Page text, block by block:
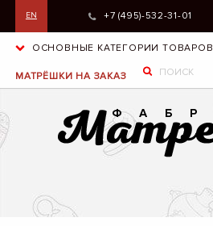
EN +7 (495)-532-31-01
ОСНОВНЫЕ КАТЕГОРИИ ТОВАРОВ
МАТРЁШКИ НА ЗАКАЗ